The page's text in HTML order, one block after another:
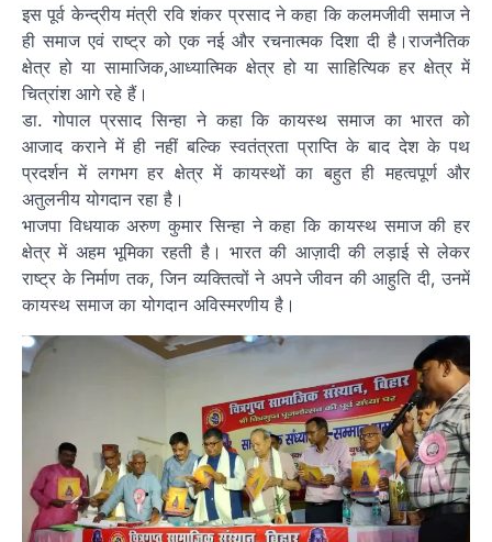
इस पूर्व केन्द्रीय मंत्री रवि शंकर प्रसाद ने कहा कि कलमजीवी समाज ने
ही समाज एवं राष्ट्र को एक नई और रचनात्मक दिशा दी है।राजनैतिक
क्षेत्र हो या सामाजिक,आध्यात्मिक क्षेत्र हो या साहित्यिक हर क्षेत्र में
चित्रांश आगे रहे हैं।
डा. गोपाल प्रसाद सिन्हा ने कहा कि कायस्थ समाज का भारत को
आजाद कराने में ही नहीं बल्कि स्वतंत्रता प्राप्ति के बाद देश के पथ
प्रदर्शन में लगभग हर क्षेत्र में कायस्थों का बहुत ही महत्वपूर्ण और
अतुलनीय योगदान रहा है।
भाजपा विधयाक अरुण कुमार सिन्हा ने कहा कि कायस्थ समाज की हर
क्षेत्र में अहम भूमिका रहती है। भारत की आज़ादी की लड़ाई से लेकर
राष्ट्र के निर्माण तक, जिन व्यक्तित्वों ने अपने जीवन की आहुति दी, उनमें
कायस्थ समाज का योगदान अविस्मरणीय है।